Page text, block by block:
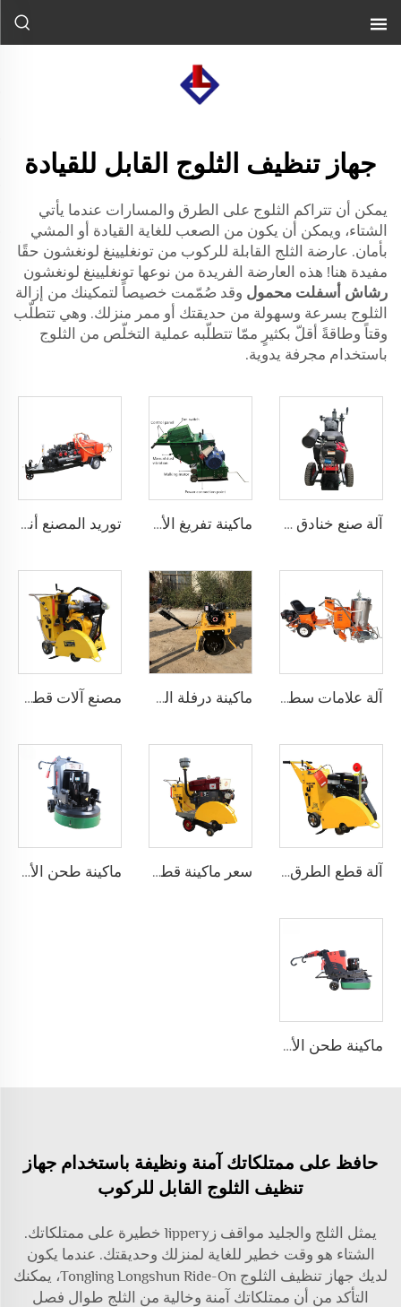
جهاز تنظيف الثلوج القابل للقيادة
يمكن أن تتراكم الثلوج على الطرق والمسارات عندما يأتي
الشتاء، ويمكن أن يكون من الصعب للغاية القيادة أو المشي
بأمان. عارضة الثلج القابلة للركوب من تونغليينغ لونغشون حقًا
مفيدة هنا! هذه العارضة الفريدة من نوعها تونغليينغ لونغشون
رشاش أسفلت محمول وقد صُمّمت خصيصاً لتمكينك من إزالة
الثلوج بسرعة وسهولة من حديقتك أو ممر منزلك. وهي تتطلّب
وقتاً وطاقةً أقلّ بكثيرٍ ممّا تتطلّبه عملية التخلّص من الثلوج
باستخدام مجرفة يدوية.
آلة صنع خنادق الشقوق في مفاصل طرق الأسفلت، LS-200 ماكينة تفريغ الأرصفة الكهربائية ذاتية الحركة مع جمع الغبار توريد المصنع أنواع مختلفة من آلة إغلاق شقوق الأسفلت في إصلاح سطح الطريق، LS-500QY مع ضاغط هواء
آلة علامات سطح الطريق بالبلاستيك الحراري يدوية التشغيل لعلامات المرور بطرق مختلفة، LS-1360 ماكينة درفلة الطرق الهزازة 300 كجم، معدات هزازة للطرق مصنع آلات قطع الطرق الخرسانية البسيطة طراز LS400
آلة قطع الطرق الخرسانية المستقيمة ذات الجودة العالية والكفاءة البسيطة للبيع بالجملة سعر ماكينة قطع الخرسانة بمحرك ديزل قاطع الرصيف ماكينة طحن الأرضيات على شكل قرص بنظام الطحن الكوكبي بعرض عمل 850 مم لتلميع الأرضيات الإيبوكسي
ماكينة طحن الأرضيات الأوتوماتيكية LS-650 بمحرك 7.5KW لطحن وتلميع الأرضيات الخرسانية
حافظ على ممتلكاتك آمنة ونظيفة باستخدام جهاز
تنظيف الثلوج القابل للركوب
يمثل الثلج والجليد مواقف زlippery خطيرة على ممتلكاتك.
الشتاء هو وقت خطير للغاية لمنزلك وحديقتك. عندما يكون
لديك جهاز تنظيف الثلوج Tongling Longshun Ride-On، يمكنك
التأكد من أن ممتلكاتك آمنة وخالية من الثلج طوال فصل